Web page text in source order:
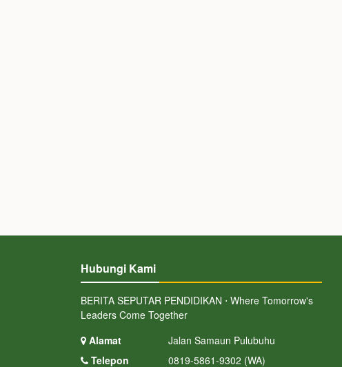
Hubungi Kami
BERITA SEPUTAR PENDIDIKAN ⋅ Where Tomorrow's
Leaders Come Together
Alamat
Jalan Samaun Pulubuhu
Telepon
0819-5861-9302 (WA)